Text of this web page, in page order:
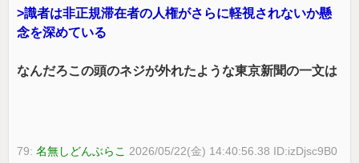
>識者は非正規滞在者の人権がさらに軽視されないか懸
念を深めている
なんだろこの頭のネジが外れたような東京新聞の一文は
79:名無しどんぶらこ 2026/05/22(金) 14:40:56.38 ID:izDjsc9B0